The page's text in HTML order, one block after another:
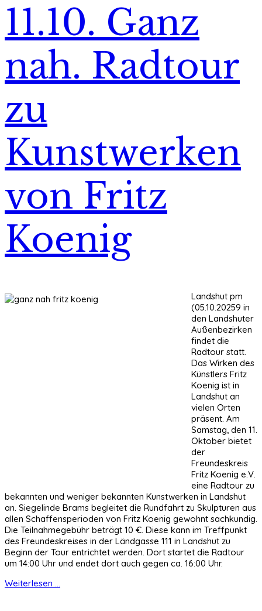
11.10. Ganz
nah. Radtour
zu
Kunstwerken
von Fritz
Koenig
Landshut pm
(05.10.20259 in
den Landshuter
Außenbezirken
findet die
Radtour statt.
Das Wirken des
Künstlers Fritz
Koenig ist in
Landshut an
vielen Orten
präsent. Am
Samstag, den 11.
Oktober bietet
der
Freundeskreis
Fritz Koenig e.V.
eine Radtour zu
bekannten und weniger bekannten Kunstwerken in Landshut
an. Siegelinde Brams begleitet die Rundfahrt zu Skulpturen aus
allen Schaffensperioden von Fritz Koenig gewohnt sachkundig.
Die Teilnahmegebühr beträgt 10 €. Diese kann im Treffpunkt
des Freundeskreises in der Ländgasse 111 in Landshut zu
Beginn der Tour entrichtet werden. Dort startet die Radtour
um 14:00 Uhr und endet dort auch gegen ca. 16:00 Uhr.
Weiterlesen ...